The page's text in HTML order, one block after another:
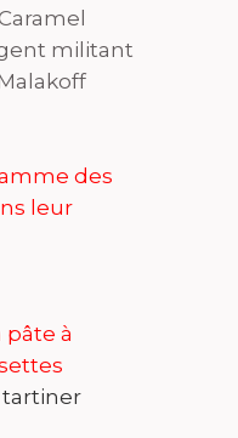
militant
des
leur
pâte à
tartiner